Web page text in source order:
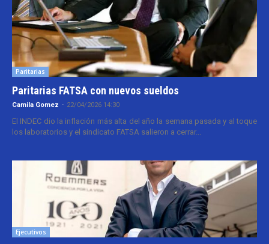
Paritarias
Paritarias FATSA con nuevos sueldos
Camila Gomez - 22/04/2026 14:30
El INDEC dio la inflación más alta del año la semana pasada y al toque
los laboratorios y el sindicato FATSA salieron a cerrar...
Ejecutivos